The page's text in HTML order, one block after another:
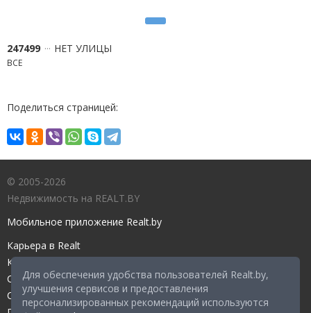
Для обеспечения удобства пользователей Realt.by,
улучшения сервисов и предоставления
персонализированных рекомендаций используются
247499 НЕТ УЛИЦЫ
ВСЕ
Поделиться страницей:
© 2005-2026
Недвижимость на REALT.BY
Мобильное приложение Realt.by
Карьера в Realt
Контакты редакции
Справочный центр
Служба поддержки